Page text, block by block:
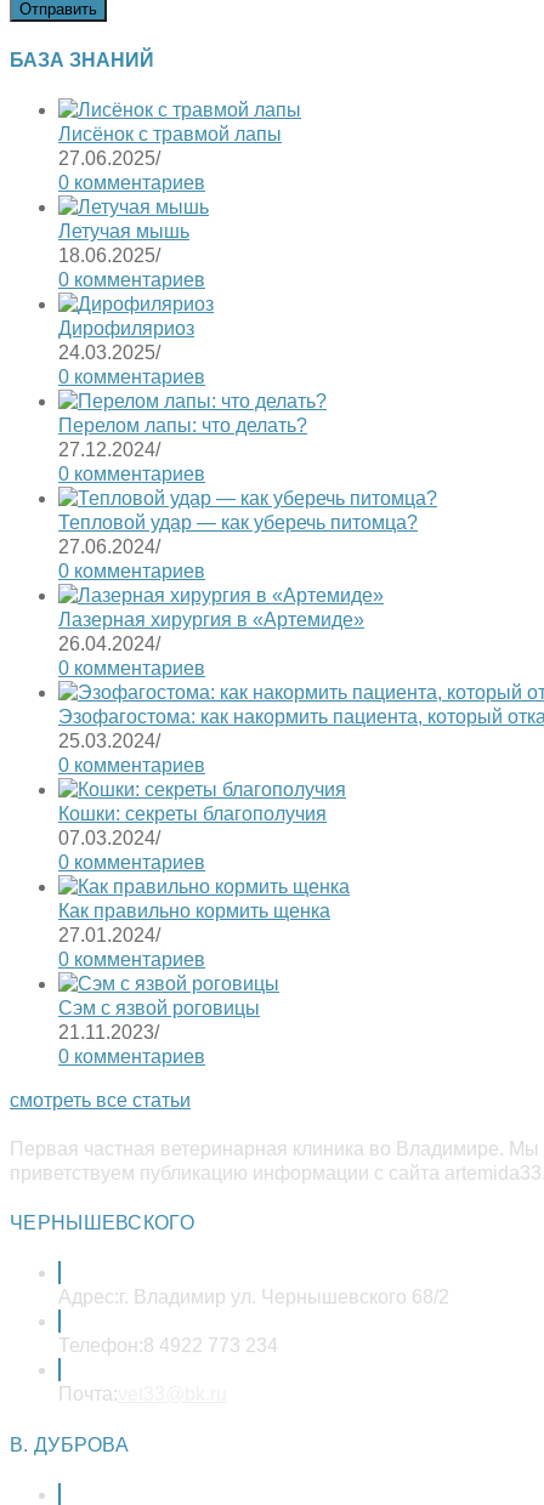
БАЗА ЗНАНИЙ
Лисёнок с травмой лапы
27.06.2025/
0 комментариев
Летучая мышь
18.06.2025/
0 комментариев
Дирофиляриоз
24.03.2025/
0 комментариев
Перелом лапы: что делать?
27.12.2024/
0 комментариев
Тепловой удар — как уберечь питомца?
27.06.2024/
0 комментариев
Лазерная хирургия в «Артемиде»
26.04.2024/
0 комментариев
Эзофагостома: как накормить пациента, который
25.03.2024/
0 комментариев
Кошки: секреты благополучия
07.03.2024/
0 комментариев
Как правильно кормить щенка
27.01.2024/
0 комментариев
Сэм с язвой роговицы
21.11.2023/
0 комментариев
смотреть все статьи
Первая частная ветеринарная клиника во Владимире.
приветствуем публикацию информации с сайта
ЧЕРНЫШЕВСКОГО
Адрес:г. Владимир ул. Чернышевского 68/2
Телефон:8 4922 773 234
Почта:
В. ДУБРОВА